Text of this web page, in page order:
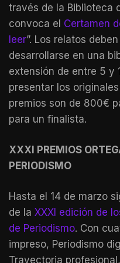
través de la Biblioteca
convoca el Certamen
leer”. Los relatos
desarrollarse en una
extensión de entre 5 y
presentar los
premios son de 800€
para un finalista.
XXXI PREMIOS
PERIODISMO
Hasta el 14 de marzo
de la XXXI edición de
de Periodismo. Con
impreso, Periodismo
Trayectoria